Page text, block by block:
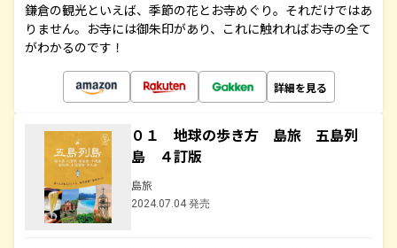
鎌倉の観光といえば、季節の花とお寺めぐり。それだけではあ
りません。お寺には御朱印があり、これに触れればお寺の全て
がわかるのです！
詳細を見る
０１ 地球の歩き方 島旅 五島列
島 ４訂版
島旅
2024.07.04 発売